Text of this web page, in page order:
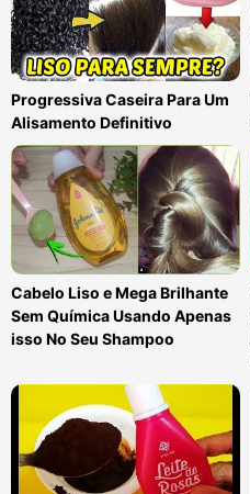
Progressiva Caseira Para Um
Alisamento Definitivo
Cabelo Liso e Mega Brilhante
Sem Química Usando Apenas
isso No Seu Shampoo